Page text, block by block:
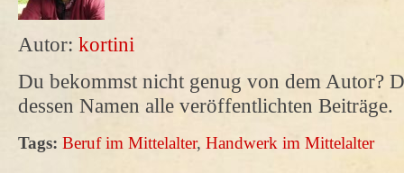
Autor: kortini
Du bekommst nicht genug von dem Autor?
dessen Namen alle veröffentlichten Beiträge.
Tags: Beruf im Mittelalter, Handwerk im Mittelalter